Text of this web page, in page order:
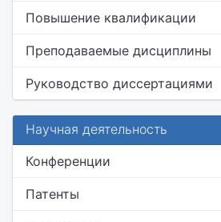
Повышение квалификации
Преподаваемые дисциплины
Руководство диссертациями
Научная деятельность
Конференции
Патенты